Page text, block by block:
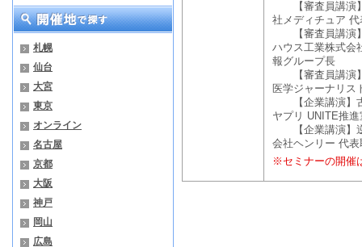
札幌
仙台
大宮
東京
オンライン
名古屋
京都
大阪
神戸
岡山
広島
【審査員講演
社メディチュア 代
【審査員講演
ハウス工業株式会
報グループ長
【審査員講演
医学ジャーナリス
【企業講演】古
ヤプリ UNITE推
【企業講演】
会社ヘンリー 代
※セミナーの開催